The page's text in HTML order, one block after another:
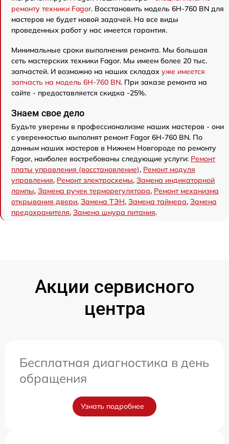
ремонту техники Fagor. Восстановить модель 6H-760 BN для
мастеров не будет новой задачей. На все виды
проведенных работ у нас имеется гарантия.
Минимальные сроки выполнения ремонта. Мы большая
сеть мастерских техники Fagor. Мы имеем более 20 тыс.
запчастей. И возможно на наших складах уже имеется
запчасть на модель 6H-760 BN. При заказе ремонта на
сайте - предоставляется скидка -25%.
Знаем свое дело
Будьте уверены в профессионализме наших мастеров - они
с уверенностью выполнят ремонт Fagor 6H-760 BN. По
данным наших мастеров в Нижнем Новгороде по ремонту
Fagor, наиболее востребованы следующие услуги: Ремонт
платы управления (восстановление), Ремонт модуля
управления, Ремонт электросхемы, Замена индикаторной
лампы, Замена ручек терморегулятора, Ремонт механизма
открывания двери, Замена ТЭН, Замена таймера, Замена
предохранителя, Замена шнура питания.
Акции сервисного
центра
Бесплатная диагностика в день
обращения
Узнать подробнее